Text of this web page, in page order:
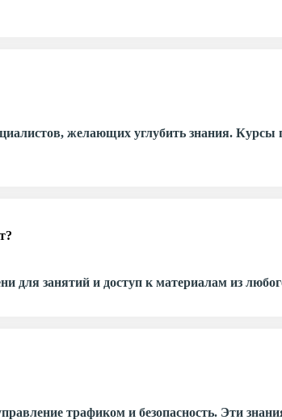
желающих углубить знания. Курсы
для занятий и доступ к материалам из
трафиком и безопасность. Эти